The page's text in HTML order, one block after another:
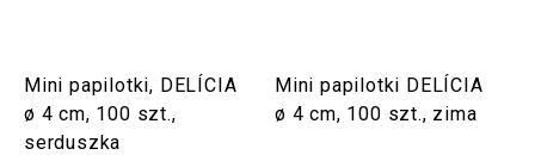
Mini papilotki, DELÍCIA
ø 4 cm, 100 szt.,
serduszka
Mini papilotki DELÍCIA
ø 4 cm, 100 szt., zima